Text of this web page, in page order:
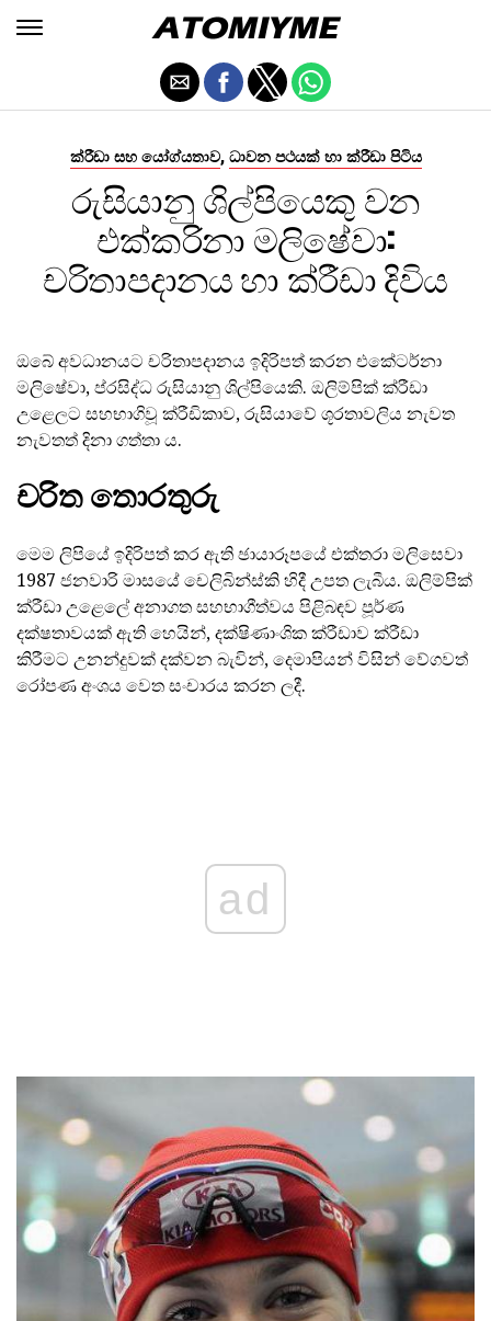
ක්රීඩා සහ යෝග්යතාව, ධාවන පථයක් හා ක්රීඩා පිටිය
රුසියානු ශිල්පියෙකු වන
එක්කරිනා මලිෂේවා:
චරිතාපදානය හා ක්රීඩා දිවිය
ඔබේ අවධානයට චරිතාපදානය ඉදිරිපත් කරන එකේටර්නා
මලිෂේවා, ප්රසිද්ධ රුසියානු ශිල්පියෙකි. ඔලිම්පික් ක්රීඩා
උළෙලට සහභාගිවූ ක්රීඩිකාව, රුසියාවේ ශූරතාවලිය නැවත
නැවතත් දිනා ගත්තා ය.
චරිත තොරතුරු
මෙම ලිපියේ ඉදිරිපත් කර ඇති ඡායාරූපයේ එක්තරා මලිසෙවා
1987 ජනවාරි මාසයේ චෙලිබින්ස්කි හිදී උපත ලැබීය. ඔලිම්පික්
ක්රීඩා උළෙලේ අනාගත සහභාගීත්වය පිළිබඳව පූර්ණ
දක්ෂතාවයක් ඇති හෙයින්, දක්ෂිණාංශික ක්රීඩාව ක්රීඩා
කිරීමට උනන්දුවක් දක්වන බැවින්, දෙමාපියන් විසින් වේගවත්
රෝපණ අංශය වෙත සංචාරය කරන ලදී.
ad